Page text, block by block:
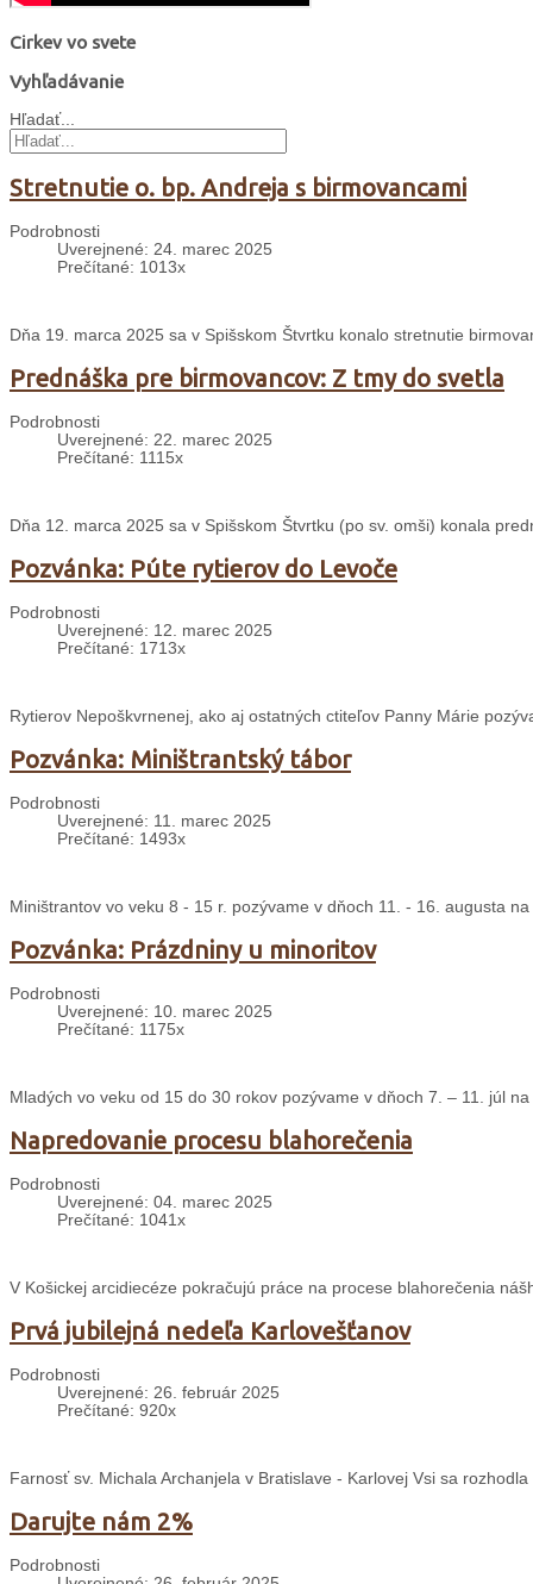
Cirkev vo svete
Vyhľadávanie
Hľadať...
Stretnutie o. bp. Andreja s birmovancami
Podrobnosti
Uverejnené: 24. marec 2025
Prečítané: 1013x
Dňa 19. marca 2025 sa v Spišskom Štvrtku konalo stretnutie
Prednáška pre birmovancov: Z tmy do svetla
Podrobnosti
Uverejnené: 22. marec 2025
Prečítané: 1115x
Dňa 12. marca 2025 sa v Spišskom Štvrtku (po sv. omši) konala
Pozvánka: Púte rytierov do Levoče
Podrobnosti
Uverejnené: 12. marec 2025
Prečítané: 1713x
Rytierov Nepoškvrnenej, ako aj ostatných ctiteľov Panny Márie
Pozvánka: Miništrantský tábor
Podrobnosti
Uverejnené: 11. marec 2025
Prečítané: 1493x
Miništrantov vo veku 8 - 15 r. pozývame v dňoch 11. - 16. augusta
Pozvánka: Prázdniny u minoritov
Podrobnosti
Uverejnené: 10. marec 2025
Prečítané: 1175x
Mladých vo veku od 15 do 30 rokov pozývame v dňoch 7. – 11. júl
Napredovanie procesu blahorečenia
Podrobnosti
Uverejnené: 04. marec 2025
Prečítané: 1041x
V Košickej arcidiecéze pokračujú práce na procese blahorečenia
Prvá jubilejná nedeľa Karlovešťanov
Podrobnosti
Uverejnené: 26. február 2025
Prečítané: 920x
Farnosť sv. Michala Archanjela v Bratislave - Karlovej Vsi sa
Darujte nám 2%
Podrobnosti